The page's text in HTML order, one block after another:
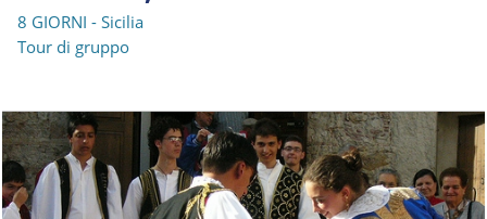
8 GIORNI - Sicilia
Tour di gruppo